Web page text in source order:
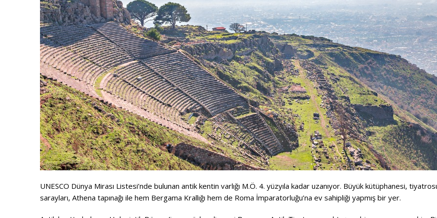
UNESCO Dünya Mirası Listesi’nde bulunan antik kentin varlığı M.Ö. 4. yüzyıla kadar uzanıyor. Büyük kütüphanesi,
sarayları, Athena tapınağı ile hem Bergama Krallığı hem de Roma İmparatorluğu’na ev sahipliği yapmış bir yer.